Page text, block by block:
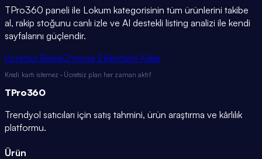
TPro360 paneli ile Lokum kategorisinin tüm ürünlerini takibe
al, rakip stoğunu canlı izle ve AI destekli listing analizi ile kendi
sayfalarını güçlendir.
Ücretsiz BaşlaChrome Eklentisini Yükle
Kredi kartı istemez · Ücretsiz plan her zaman aktif
TPro360
Trendyol satıcıları için satış tahmini, ürün araştırma ve kârlılık
platformu.
Ürün